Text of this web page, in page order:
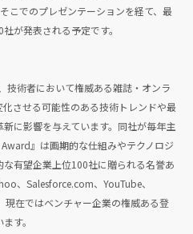
こでのプレゼンテーションを経て、最
が発表される予定です。
技術者において権威ある雑誌・オンラ
させる可能性のある技術トレンドや最
に影響を与えています。同社が毎年主
』は画期的な仕組みやテクノロジ
有望企業上位100社に贈られる名誉あ
、Salesforce.com、YouTube、
在ではベンチャー企業の権威ある登
す。